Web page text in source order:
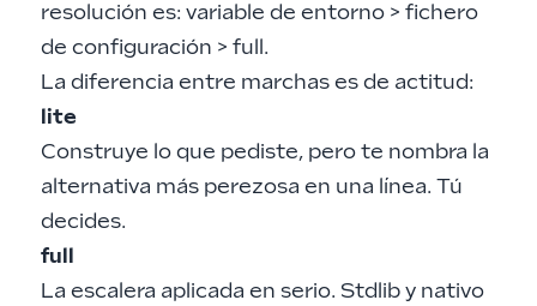
resolución es: variable de entorno > fichero
de configuración > full.
La diferencia entre marchas es de actitud:
lite
Construye lo que pediste, pero te nombra la
alternativa más perezosa en una línea. Tú
decides.
full
La escalera aplicada en serio. Stdlib y nativo